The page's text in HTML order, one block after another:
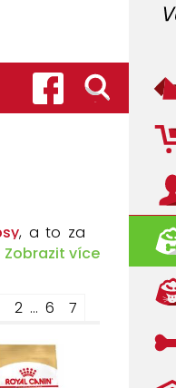
, a to za
pro psy
Zobrazit více
2 … 6 7